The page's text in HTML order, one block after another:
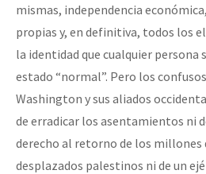
mismas, independencia
propias y, en definitiva, todos los
la identidad que cualquier persona
estado “normal”. Pero los
Washington y sus aliados
de erradicar los asentamientos ni
derecho al retorno de los millones
desplazados palestinos ni de un